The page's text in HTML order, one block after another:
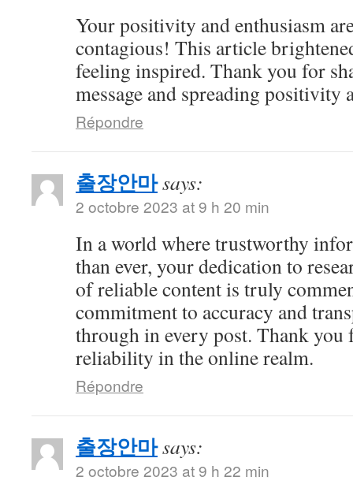
Your positivity and enthusiasm
contagious! This article
feeling inspired. Thank you for
message and spreading positivity
Répondre
출장안마says:
2 octobre 2023 at 9 h 20 min
In a world where trustworthy
than ever, your dedication to
of reliable content is truly
commitment to accuracy and
through in every post. Thank you
reliability in the online realm.
Répondre
출장안마says:
2 octobre 2023 at 9 h 22 min